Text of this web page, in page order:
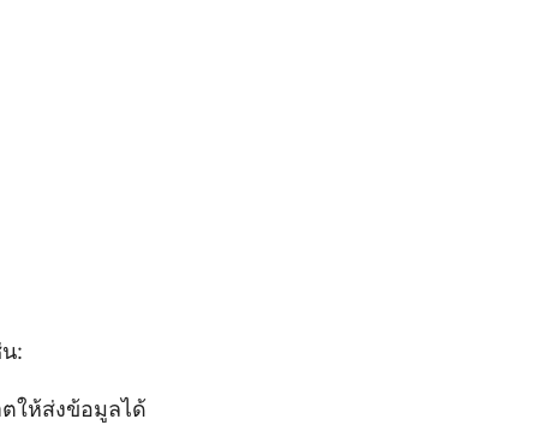
:
ให้ส่งข้อมูลได้